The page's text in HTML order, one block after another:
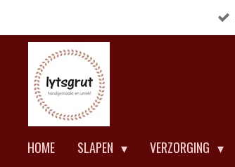
direct
hoofdinhoud
HOME SLAPEN VERZORGING